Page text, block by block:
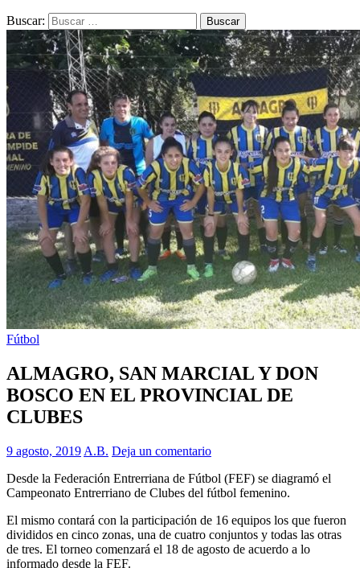
Buscar:
Fútbol
ALMAGRO, SAN MARCIAL Y DON
BOSCO EN EL PROVINCIAL DE
CLUBES
9 agosto, 2019 A.B. Deja un comentario
Desde la Federación Entrerriana de Fútbol (FEF) se diagramó el
Campeonato Entrerriano de Clubes del fútbol femenino.
El mismo contará con la participación de 16 equipos los que fueron
divididos en cinco zonas, una de cuatro conjuntos y todas las otras
de tres. El torneo comenzará el 18 de agosto de acuerdo a lo
informado desde la FEF.